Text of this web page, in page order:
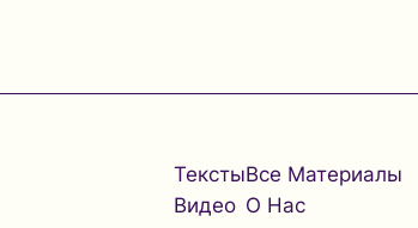
Тексты
Видео
Все Материалы
О Нас